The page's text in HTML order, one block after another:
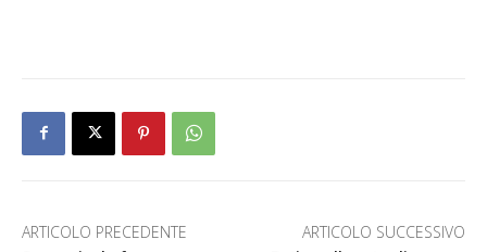
ARTICOLO PRECEDENTE ARTICOLO SUCCESSIVO